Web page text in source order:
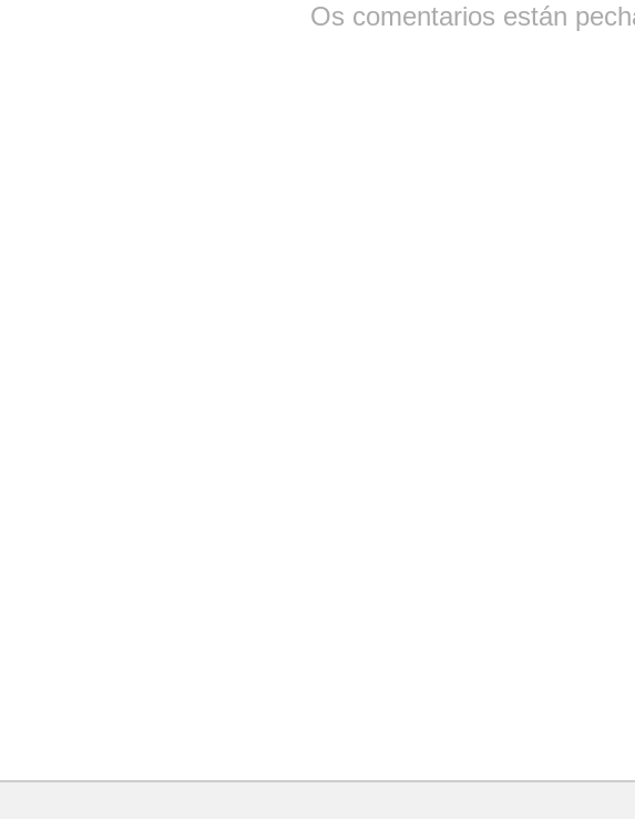
Os comentarios están